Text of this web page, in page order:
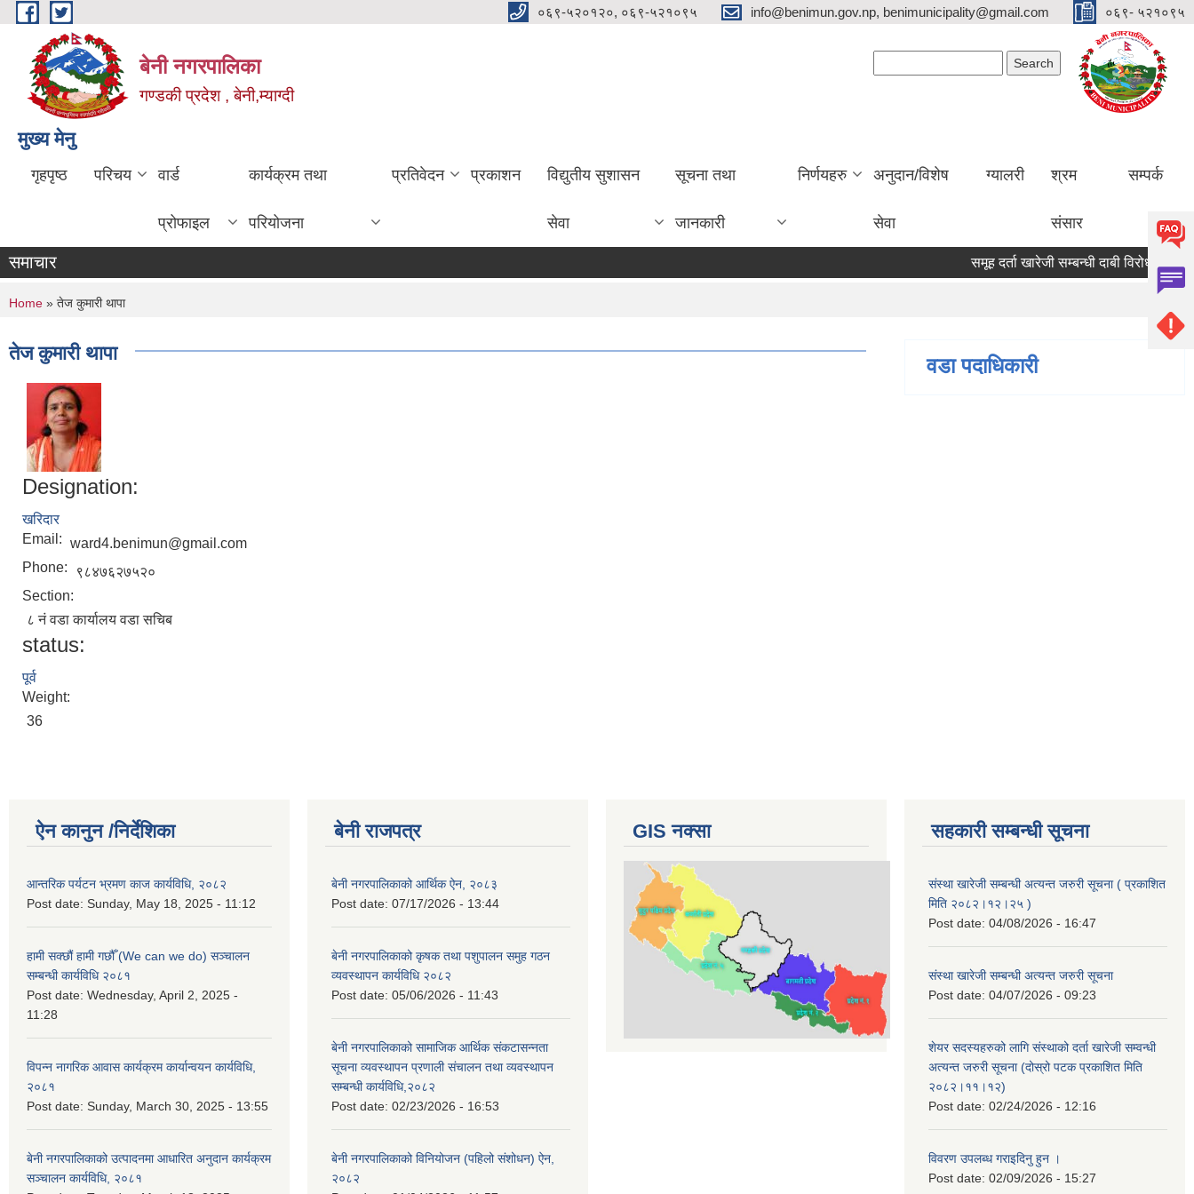
Skip to main content ०६९-५२०१२०, ०६९-५२१०९५ info@benimun.gov.np, benimunicipality@gmail.com ०६९- ५२१०९५
बेनी नगरपालिका
गण्डकी प्रदेश , बेनी,म्याग्दी
मुख्य मेनु
गृहपृष्ठ परिचय वार्ड
प्रोफाइल
कार्यक्रम तथा
परियोजना
प्रतिवेदन प्रकाशन विद्युतीय सुशासन
सेवा
सूचना तथा
जानकारी
निर्णयहरु अनुदान/विशेष
सेवा
ग्यालरी श्रम
संसार
सम्पर्क
समाचार समूह दर्ता खारेजी सम्बन्धी दाबी विरोध पेश गर्ने
You are here
Home » तेज कुमारी थापा
तेज कुमारी थापा
Designation:
खरिदार
Email: ward4.benimun@gmail.com
Phone:
९८४७६२७५२०
Section:
८ नं वडा कार्यालय वडा सचिब
status:
पूर्व
Weight:
36
वडा पदाधिकारी
ऐन कानुन /निर्देशिका
आन्तरिक पर्यटन भ्रमण काज कार्यविधि, २०८२
Post date: Sunday, May 18, 2025 - 11:12
हामी सक्छौं हामी गछौँ (We can we do) सञ्चालन
सम्बन्धी कार्यविधि २०८१
Post date: Wednesday, April 2, 2025 -
11:28
विपन्न नागरिक आवास कार्यक्रम कार्यान्वयन कार्यविधि,
२०८१
Post date: Sunday, March 30, 2025 - 13:55
बेनी नगरपालिकाको उत्पादनमा आधारित अनुदान कार्यक्रम
सञ्‍चालन कार्यविधि, २०८१
बेनी राजपत्र
बेनी नगरपालिकाको आर्थिक ऐन, २०८३
Post date: 07/17/2026 - 13:44
बेनी नगरपालिकाको कृषक तथा पशुपालन समुह गठन
व्यवस्थापन कार्यविधि २०८२
Post date: 05/06/2026 - 11:43
बेनी नगरपालिकाको सामाजिक आर्थिक संकटासन्नता
सूचना व्यवस्थापन प्रणाली संचालन तथा व्यवस्थापन
सम्बन्धी कार्यविधि,२०८२
Post date: 02/23/2026 - 16:53
बेनी नगरपालिकाको विनियोजन (पहिलो संशोधन) ऐन,
२०८२
GIS नक्सा सहकारी सम्बन्धी सूचना
संस्था खारेजी सम्बन्धी अत्यन्त जरुरी सूचना ( प्रकाशित
मिति २०८२।१२।२५ )
Post date: 04/08/2026 - 16:47
संस्था खारेजी सम्बन्धी अत्यन्त जरुरी सूचना
Post date: 04/07/2026 - 09:23
शेयर सदस्यहरुको लागि संस्थाको दर्ता खारेजी सम्वन्धी
अत्यन्त जरुरी सूचना (दोस्रो पटक प्रकाशित मिति
२०८२।११।१२)
Post date: 02/24/2026 - 12:16
विवरण उपलब्ध गराइदिनु हुन ।
Post date: 02/09/2026 - 15:27